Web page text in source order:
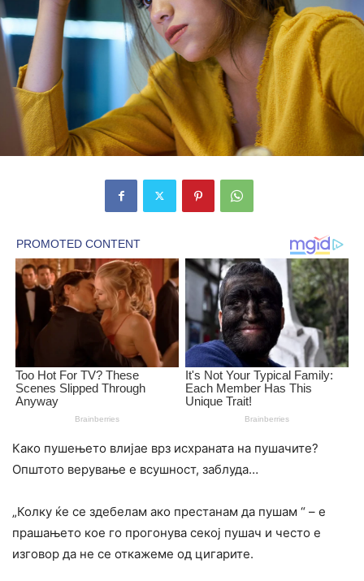
Како пушењето влијае врз исхраната на пушачите?
Општото верување е всушност, заблуда…
„Колку ќе се здебелам ако престанам да пушам “ – е
прашањето кое го прогонува секој пушач и често е
изговор да не се откажеме од цигарите.